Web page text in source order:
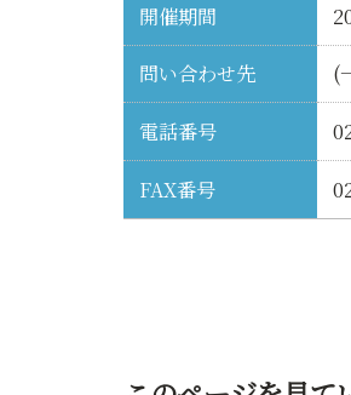
開催期間
問い合わせ先 (
電話番号
FAX番号